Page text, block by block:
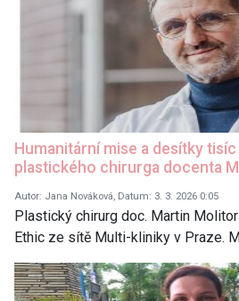
Humanitární mise a desítky
plastického chirurga docenta
Autor: Jana Nováková, Datum: 3. 3. 2026 0:05
Plastický chirurg doc. Martin
Ethic ze sítě Multi-kliniky v Praze.